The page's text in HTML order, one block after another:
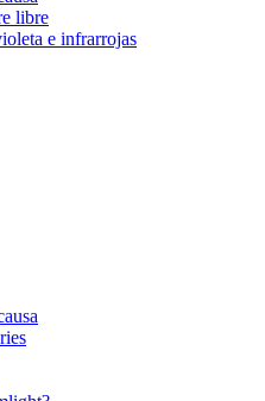
libre
e infrarrojas